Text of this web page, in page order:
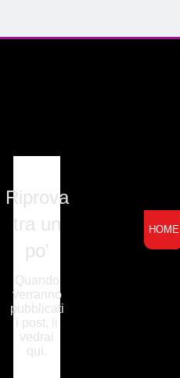
Riprova
tra un
po'
Quando
verranno
pubblicati
i post, li
vedrai
qui.
HOME